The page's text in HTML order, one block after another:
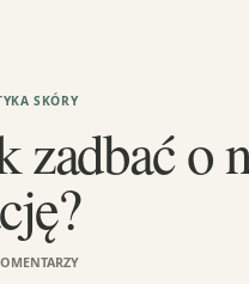
SKÓRY
o